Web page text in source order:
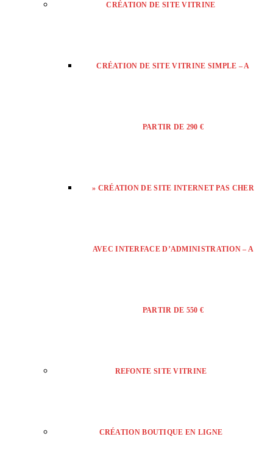
CRÉATION DE SITE VITRINE
CRÉATION DE SITE VITRINE SIMPLE – A
PARTIR DE 290 €
» CRÉATION DE SITE INTERNET PAS CHER
AVEC INTERFACE D’ADMINISTRATION – A
PARTIR DE 550 €
REFONTE SITE VITRINE
CRÉATION BOUTIQUE EN LIGNE